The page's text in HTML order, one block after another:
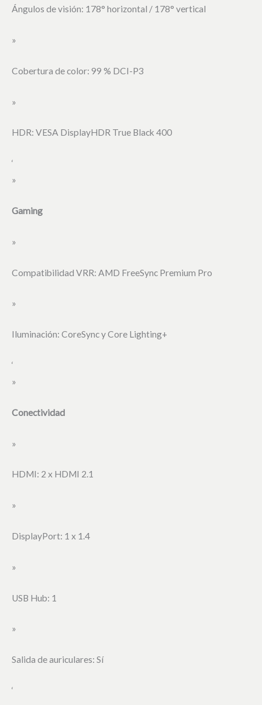
Ángulos de visión: 178° horizontal / 178° vertical
»
Cobertura de color: 99 % DCI-P3
»
HDR: VESA DisplayHDR True Black 400
‘
»
Gaming
»
Compatibilidad VRR: AMD FreeSync Premium Pro
»
Iluminación: CoreSync y Core Lighting+
‘
»
Conectividad
»
HDMI: 2 x HDMI 2.1
»
DisplayPort: 1 x 1.4
»
USB Hub: 1
»
Salida de auriculares: Sí
‘